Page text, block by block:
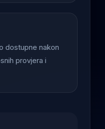
dostupne nakon
provjera i